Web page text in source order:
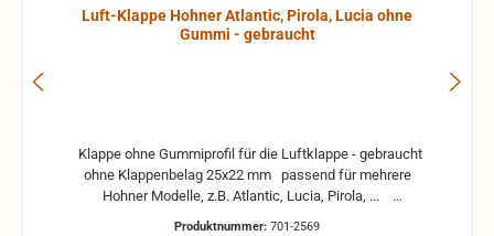
Luft-Klappe Hohner Atlantic, Pirola, Lucia ohne
Gummi - gebraucht
ohne Klappenbelag 25x22 mm passend für mehrere
Hohner Modelle, z.B. Atlantic, Lucia, Pirola, ...
gebrauchte Teile können optische Beschädigungen
Produktnummer: 701-2569